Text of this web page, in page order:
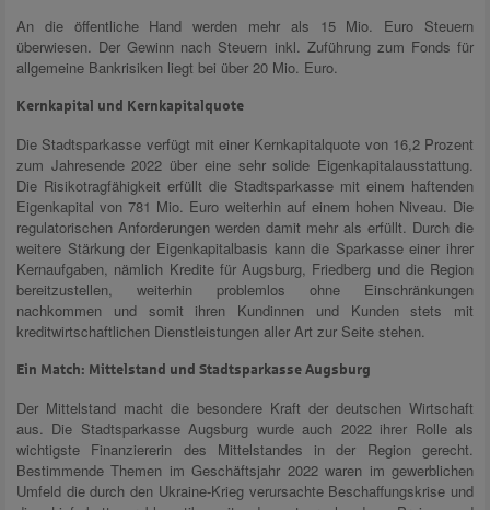
An die öffentliche Hand werden mehr als 15 Mio. Euro Steuern
überwiesen. Der Gewinn nach Steuern inkl. Zuführung zum Fonds für
allgemeine Bankrisiken liegt bei über 20 Mio. Euro.
Kernkapital und Kernkapitalquote
Die Stadtsparkasse verfügt mit einer Kernkapitalquote von 16,2 Prozent
zum Jahresende 2022 über eine sehr solide Eigenkapitalausstattung.
Die Risikotragfähigkeit erfüllt die Stadtsparkasse mit einem haftenden
Eigenkapital von 781 Mio. Euro weiterhin auf einem hohen Niveau. Die
regulatorischen Anforderungen werden damit mehr als erfüllt. Durch die
weitere Stärkung der Eigenkapitalbasis kann die Sparkasse einer ihrer
Kernaufgaben, nämlich Kredite für Augsburg, Friedberg und die Region
bereitzustellen, weiterhin problemlos ohne Einschränkungen
nachkommen und somit ihren Kundinnen und Kunden stets mit
kreditwirtschaftlichen Dienstleistungen aller Art zur Seite stehen.
Ein Match: Mittelstand und Stadtsparkasse Augsburg
Der Mittelstand macht die besondere Kraft der deutschen Wirtschaft
aus. Die Stadtsparkasse Augsburg wurde auch 2022 ihrer Rolle als
wichtigste Finanziererin des Mittelstandes in der Region gerecht.
Bestimmende Themen im Geschäftsjahr 2022 waren im gewerblichen
Umfeld die durch den Ukraine-Krieg verursachte Beschaffungskrise und